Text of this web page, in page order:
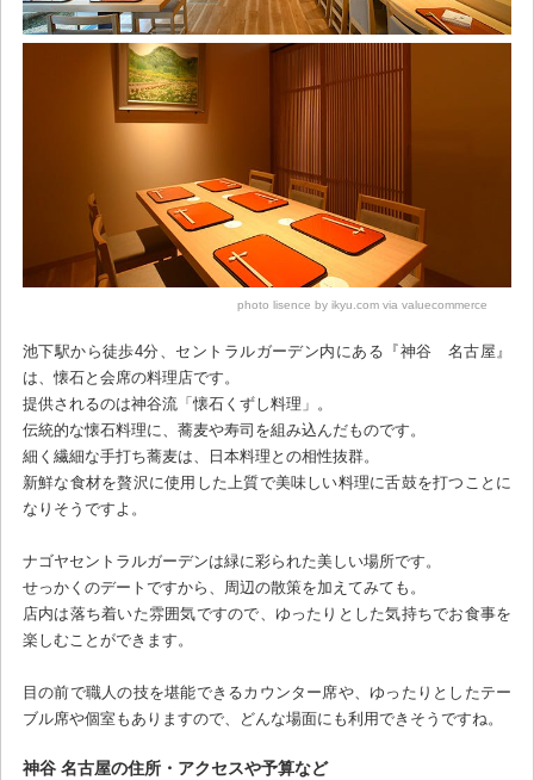
photo lisence by ikyu.com via valuecommerce
池下駅から徒歩4分、セントラルガーデン内にある『神谷 名古屋』
は、懐石と会席の料理店です。
提供されるのは神谷流「懐石くずし料理」。
伝統的な懐石料理に、蕎麦や寿司を組み込んだものです。
細く繊細な手打ち蕎麦は、日本料理との相性抜群。
新鮮な食材を贅沢に使用した上質で美味しい料理に舌鼓を打つことに
なりそうですよ。
ナゴヤセントラルガーデンは緑に彩られた美しい場所です。
せっかくのデートですから、周辺の散策を加えてみても。
店内は落ち着いた雰囲気ですので、ゆったりとした気持ちでお食事を
楽しむことができます。
目の前で職人の技を堪能できるカウンター席や、ゆったりとしたテー
ブル席や個室もありますので、どんな場面にも利用できそうですね。
神谷 名古屋の住所・アクセスや予算など